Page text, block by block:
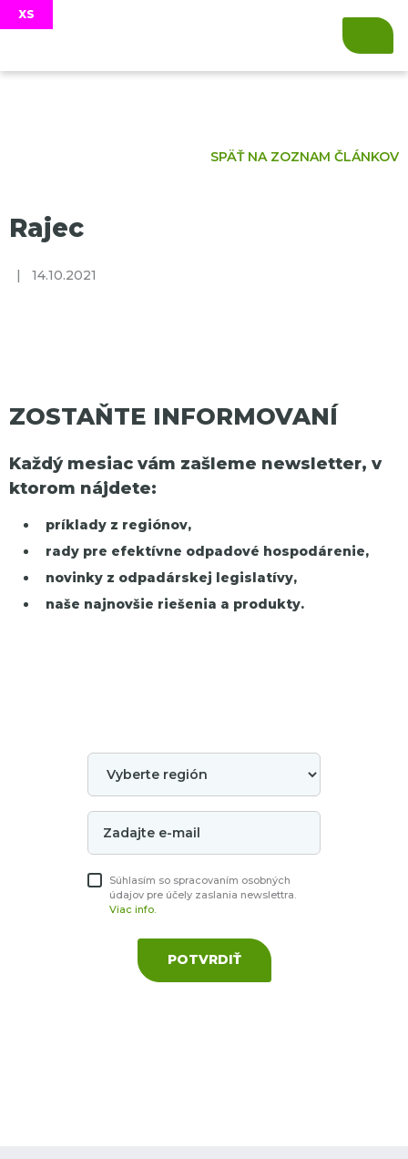
SPÄŤ NA ZOZNAM ČLÁNKOV
Rajec
14.10.2021
ZOSTAŇTE INFORMOVANÍ
Každý mesiac vám zašleme newsletter, v
ktorom nájdete:
príklady z regiónov,
rady pre efektívne odpadové hospodárenie,
novinky z odpadárskej legislatívy,
naše najnovšie riešenia a produkty.
Súhlasím so spracovaním osobných
údajov pre účely zaslania newslettra.
Viac info.
POTVRDIŤ